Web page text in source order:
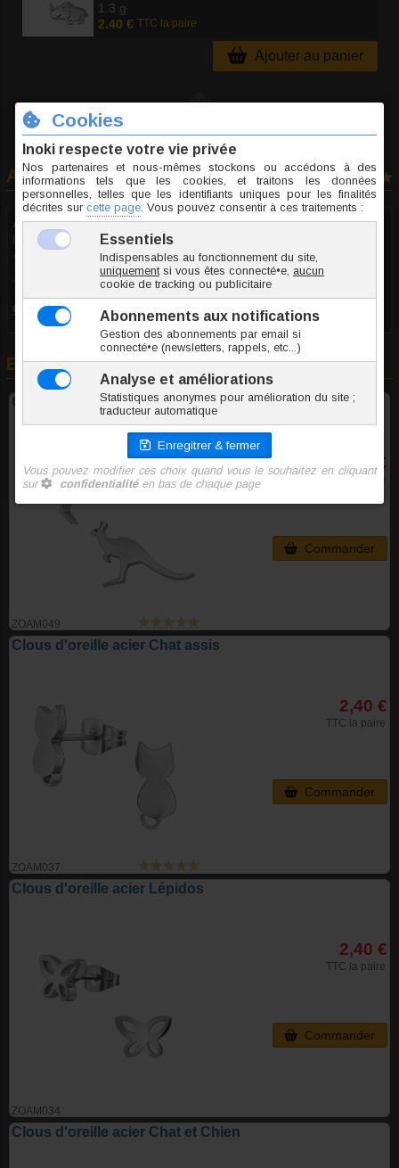
1.3 g
2.40 € TTC la paire
Ajouter au panier
Avis clients 1 avis
Anonyme
le 28.10.2025
10/10
Avis recueilli par Amazon France
Commentaire Excellent (Clous d'oreille acier Rhinocéros)
En rapport avec cet article
Clous d'oreille acier Kangourou
ZOAM049
2,40 €
TTC la paire
Commander
Clous d'oreille acier Chat assis
ZOAM037
2,40 €
TTC la paire
Commander
Clous d'oreille acier Lépidos
ZOAM034
2,40 €
TTC la paire
Commander
Clous d'oreille acier Chat et Chien